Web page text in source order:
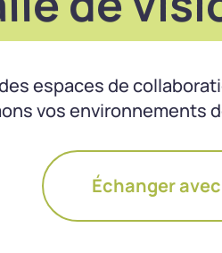
espaces de
vos environnements
Échanger